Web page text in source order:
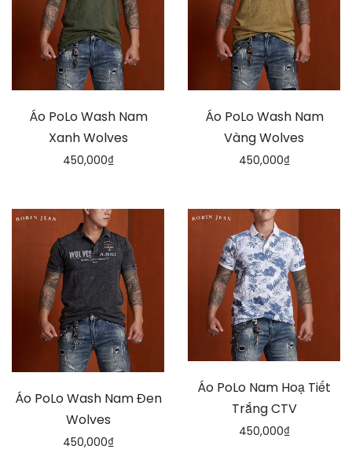
Áo PoLo Wash Nam
Xanh Wolves
450,000₫
Áo PoLo Wash Nam
Vàng Wolves
450,000₫
Áo PoLo Wash Nam Đen
Wolves
450,000₫
Áo PoLo Nam Hoạ Tiết
Trắng CTV
450,000₫